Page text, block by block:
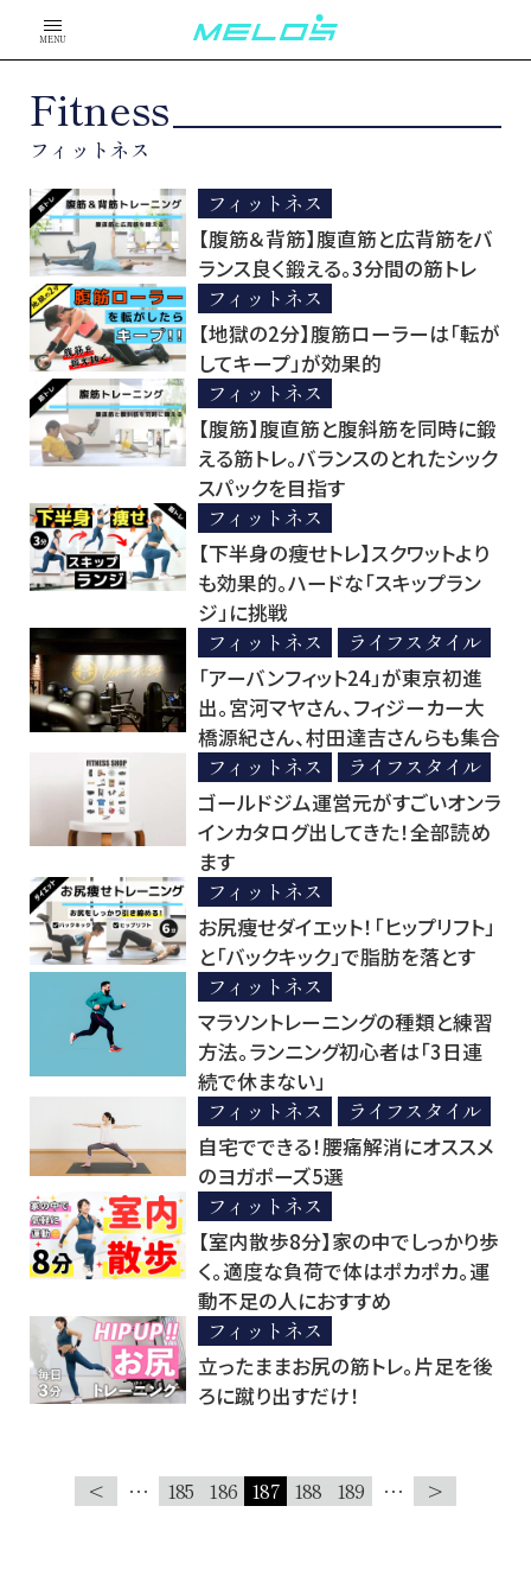
MENU
Fitness
フィットネス
フィットネス
【腹筋＆背筋】腹直筋と広背筋をバ
ランス良く鍛える。3分間の筋トレ
フィットネス
【地獄の2分】腹筋ローラーは「転が
してキープ」が効果的
フィットネス
【腹筋】腹直筋と腹斜筋を同時に鍛
える筋トレ。バランスのとれたシック
スパックを目指す
フィットネス
【下半身の痩せトレ】スクワットより
も効果的。ハードな「スキップラン
ジ」に挑戦
フィットネス
ライフスタイル
「アーバンフィット24」が東京初進
出。宮河マヤさん、フィジーカー大
橋源紀さん、村田達吉さんらも集合
フィットネス
ライフスタイル
ゴールドジム運営元がすごいオンラ
インカタログ出してきた！全部読め
ます
フィットネス
お尻痩せダイエット！「ヒップリフト」
と「バックキック」で脂肪を落とす
フィットネス
マラソントレーニングの種類と練習
方法。ランニング初心者は「3日連
続で休まない」
フィットネス
ライフスタイル
自宅でできる！腰痛解消にオススメ
のヨガポーズ5選
フィットネス
【室内散歩8分】家の中でしっかり歩
く。適度な負荷で体はポカポカ。運
動不足の人におすすめ
フィットネス
立ったままお尻の筋トレ。片足を後
ろに蹴り出すだけ！
< … 185 186 187 188 189 … >